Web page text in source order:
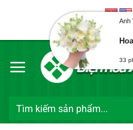
Chào mừng
Tìm
Anh
33